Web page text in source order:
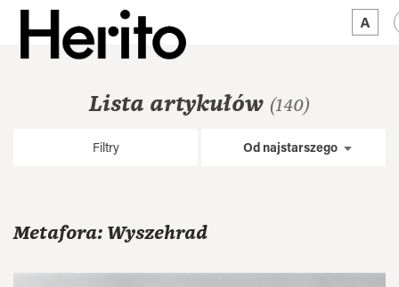
MAMY NA OKULista artykułów (140)
Filtry Od najstarszego
Metafora: Wyszehrad